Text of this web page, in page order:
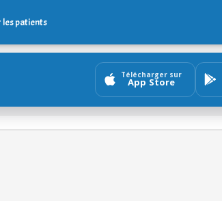
patients
Télécharger sur
App Store